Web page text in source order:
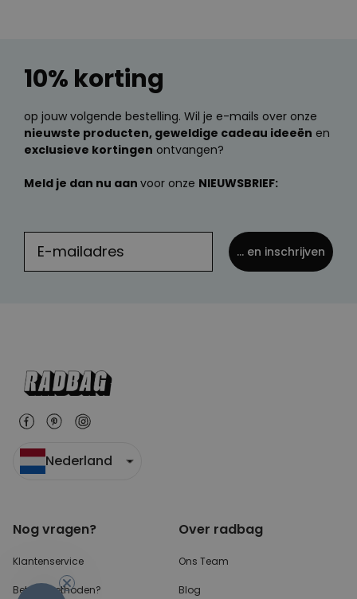
10% korting
op jouw volgende bestelling. Wil je e-mails over onze
nieuwste producten, geweldige cadeau ideeën en
exclusieve kortingen ontvangen?
Meld je dan nu aan voor onze NIEUWSBRIEF:
... en inschrijven
Nederland
Nog vragen?
Klantenservice
Betaalmethoden?
Over radbag
Ons Team
Blog
-10%